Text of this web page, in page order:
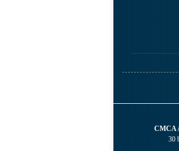
CMCA
30